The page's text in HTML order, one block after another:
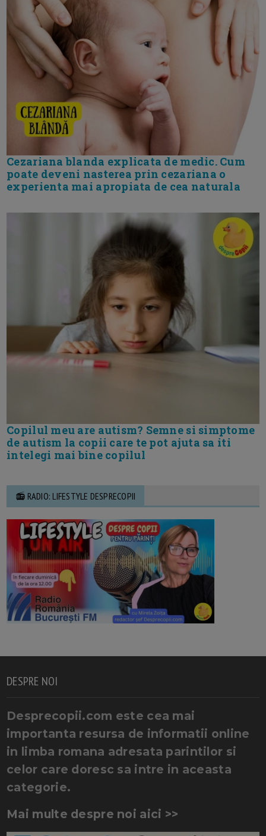
Cezariana blanda explicata de medic. Cum
poate deveni nasterea prin cezariana o
experienta mai apropiata de cea naturala
Copilul meu are autism? Semne si simptome
de autism la copii care te pot ajuta sa iti
intelegi mai bine copilul
📻 RADIO: LIFESTYLE DESPRECOPII
DESPRE NOI
Desprecopii.com este cea mai
importanta resursa de informatii online
in limba romana adresata parintilor si
celor care doresc sa intre in aceasta
categorie.
Mai multe despre noi aici >>